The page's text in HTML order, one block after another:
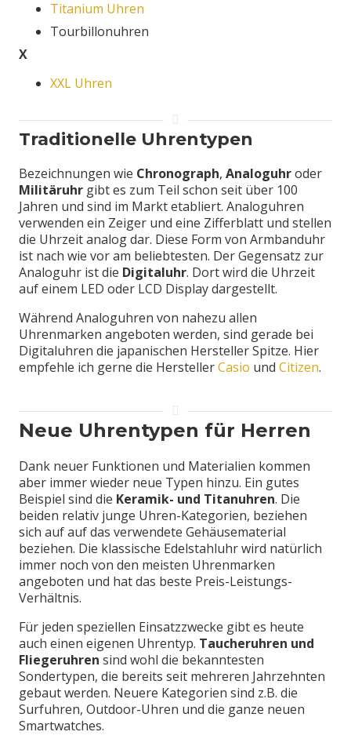
Titanium Uhren
Tourbillonuhren
X
XXL Uhren
Traditionelle Uhrentypen
Bezeichnungen wie Chronograph, Analoguhroder
Militäruhr gibt es zum Teil schon seit über 100
Jahren und sind im Markt etabliert. Analoguhren
verwenden ein Zeiger und eine Zifferblatt und stellen
die Uhrzeit analog dar. Diese Form von Armbanduhr
ist nach wie vor am beliebtesten. Der Gegensatz zur
Analoguhr ist die Digitaluhr. Dort wird die Uhrzeit
auf einem LED oder LCD Display dargestellt.
Während Analoguhren von nahezu allen
Uhrenmarken angeboten werden, sind gerade bei
Digitaluhren die japanischen Hersteller Spitze. Hier
empfehle ich gerne die HerstellerCasio und Citizen.
Neue Uhrentypen für Herren
Dank neuer Funktionen und Materialien kommen
aber immer wieder neue Typen hinzu. Ein gutes
Beispiel sind die Keramik- und Titanuhren. Die
beiden relativ junge Uhren-Kategorien, beziehen
sich auf auf das verwendete Gehäusematerial
beziehen. Die klassische Edelstahluhr wird natürlich
immer noch von den meisten Uhrenmarken
angeboten und hat das beste Preis-Leistungs-
Verhältnis.
Für jeden speziellen Einsatzzwecke gibt es heute
auch einen eigenen Uhrentyp. Taucheruhren und
Fliegeruhren sind wohl die bekanntesten
Sondertypen, die bereits seit mehreren Jahrzehnten
gebaut werden. Neuere Kategorien sind z.B. die
Surfuhren, Outdoor-Uhren und die ganze neuen
Smartwatches.